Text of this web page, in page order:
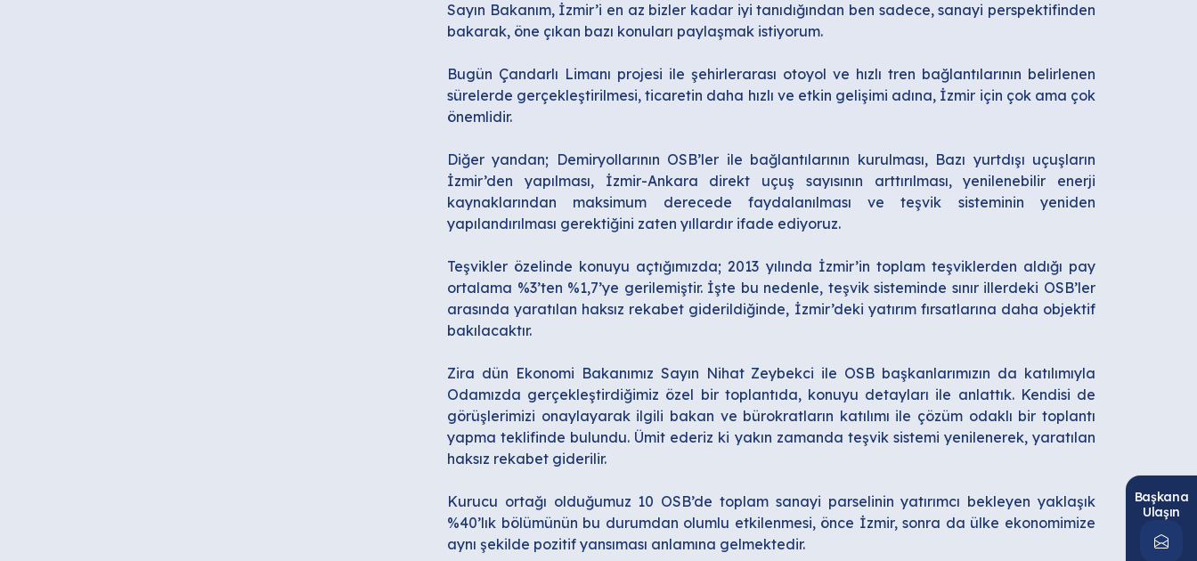
Sayın Bakanım, İzmir’i en az bizler kadar iyi tanıdığından ben sadece, sanayi perspektifinden
bakarak, öne çıkan bazı konuları paylaşmak istiyorum.
Bugün Çandarlı Limanı projesi ile şehirlerarası otoyol ve hızlı tren bağlantılarının belirlenen
sürelerde gerçekleştirilmesi, ticaretin daha hızlı ve etkin gelişimi adına, İzmir için çok ama çok
önemlidir.
Diğer yandan; Demiryollarının OSB’ler ile bağlantılarının kurulması, Bazı yurtdışı uçuşların
İzmir’den yapılması, İzmir-Ankara direkt uçuş sayısının arttırılması, yenilenebilir enerji
kaynaklarından maksimum derecede faydalanılması ve teşvik sisteminin yeniden
yapılandırılması gerektiğini zaten yıllardır ifade ediyoruz.
Teşvikler özelinde konuyu açtığımızda; 2013 yılında İzmir’in toplam teşviklerden aldığı pay
ortalama %3’ten %1,7’ye gerilemiştir. İşte bu nedenle, teşvik sisteminde sınır illerdeki OSB’ler
arasında yaratılan haksız rekabet giderildiğinde, İzmir’deki yatırım fırsatlarına daha objektif
bakılacaktır.
Zira dün Ekonomi Bakanımız Sayın Nihat Zeybekci ile OSB başkanlarımızın da katılımıyla
Odamızda gerçekleştirdiğimiz özel bir toplantıda, konuyu detayları ile anlattık. Kendisi de
görüşlerimizi onaylayarak ilgili bakan ve bürokratların katılımı ile çözüm odaklı bir toplantı
yapma teklifinde bulundu. Ümit ederiz ki yakın zamanda teşvik sistemi yenilenerek, yaratılan
haksız rekabet giderilir.
Kurucu ortağı olduğumuz 10 OSB’de toplam sanayi parselinin yatırımcı bekleyen yaklaşık
%40’lık bölümünün bu durumdan olumlu etkilenmesi, önce İzmir, sonra da ülke ekonomimize
aynı şekilde pozitif yansıması anlamına gelmektedir.
Başkana
Ulaşın